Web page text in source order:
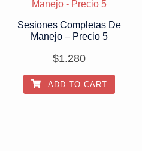
Sesiones Completas De
Manejo – Precio 5
$1.280
ADD TO CART